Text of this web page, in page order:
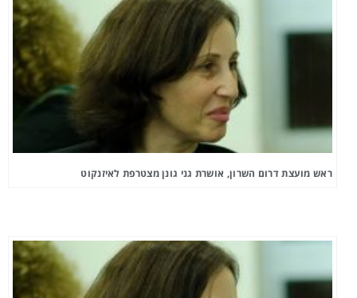
ראש מועצת דרום השרון, אושרת גני גונן מצטרפת לאיזנקוט